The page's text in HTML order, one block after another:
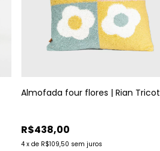
Almofada four flores | Rian Tricot
R$438,00
4 x de R$109,50 sem juros